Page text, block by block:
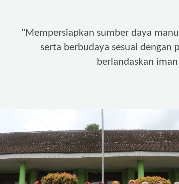
"Mempersiapkan sumber daya
serta berbudaya sesuai dengan
berlandaskan